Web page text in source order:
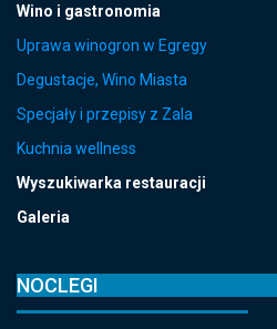
Wino i gastronomia
Uprawa winogron w Egregy
Degustacje, Wino Miasta
Specjały i przepisy z Zala
Kuchnia wellness
Wyszukiwarka restauracji
Galeria
NOCLEGI